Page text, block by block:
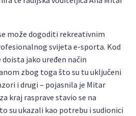
može dogoditi rekreativnim
svijeta e-sporta. Kod
jako uređen način
zbog toga što su tu uključeni
i drugi – pojasnila je Mitar
kraj rasprave stavio se na
su ukazali kao potrebu i sudionici